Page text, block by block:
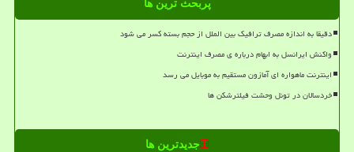
پربحث ترین ها
دقیقا به اندازه مصرف ترافیک بین الملل از حجم بسته کسر می شود
واکنش ایرانسل به ابهام درباره ی مصرف اینترنت
اینترنت ماهواره ای آمازون مستقیم به موبایل می رسد
خردسالان در تونل وحشت فیلترشکن ها
جدیدترین ها